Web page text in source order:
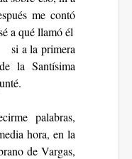
me contó
a qué llamó él
si a la primera
la Santísima
palabras,
hora, en la
de Vargas,